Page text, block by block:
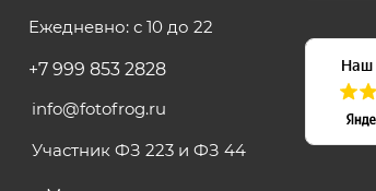
Ежедневно: с 10 до 22
+7 999 853 2828
info@fotofrog.ru
Участник ФЗ 223 и ФЗ 44